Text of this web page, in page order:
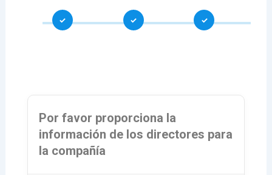
✓ ✓ ✓
Por favor proporciona la
información de los directores para
la compañía